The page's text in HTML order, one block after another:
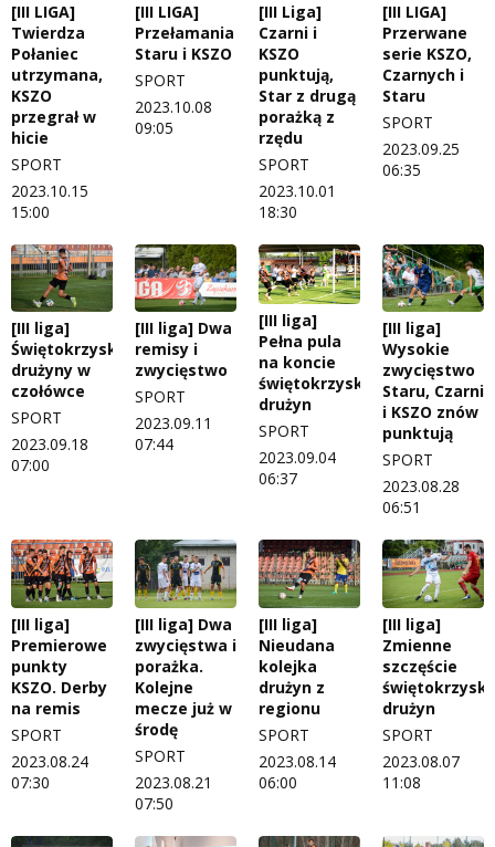
[III LIGA]
Twierdza
Połaniec
utrzymana,
KSZO
przegrał w
hicie
SPORT
2023.10.15
15:00
[III LIGA]
Przełamania
Staru i KSZO
SPORT
2023.10.08
09:05
[III Liga]
Czarni i
KSZO
punktują,
Star z drugą
porażką z
rzędu
SPORT
2023.10.01
18:30
[III LIGA]
Przerwane
serie KSZO,
Czarnych i
Staru
SPORT
2023.09.25
06:35
[III liga]
Świętokrzyskie
drużyny w
czołówce
SPORT
2023.09.18
07:00
[III liga] Dwa
remisy i
zwycięstwo
SPORT
2023.09.11
07:44
[III liga]
Pełna pula
na koncie
świętokrzyskich
drużyn
SPORT
2023.09.04
06:37
[III liga]
Wysokie
zwycięstwo
Staru, Czarni
i KSZO znów
punktują
SPORT
2023.08.28
06:51
[III liga]
Premierowe
punkty
KSZO. Derby
na remis
SPORT
2023.08.24
07:30
[III liga] Dwa
zwycięstwa i
porażka.
Kolejne
mecze już w
środę
SPORT
2023.08.21
07:50
[III liga]
Nieudana
kolejka
drużyn z
regionu
SPORT
2023.08.14
06:00
[III liga]
Zmienne
szczęście
drużyn
SPORT
2023.08.07
11:08